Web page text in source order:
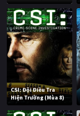
CSI: Đội Điều Tra
Hiện Trường (Mùa 8)